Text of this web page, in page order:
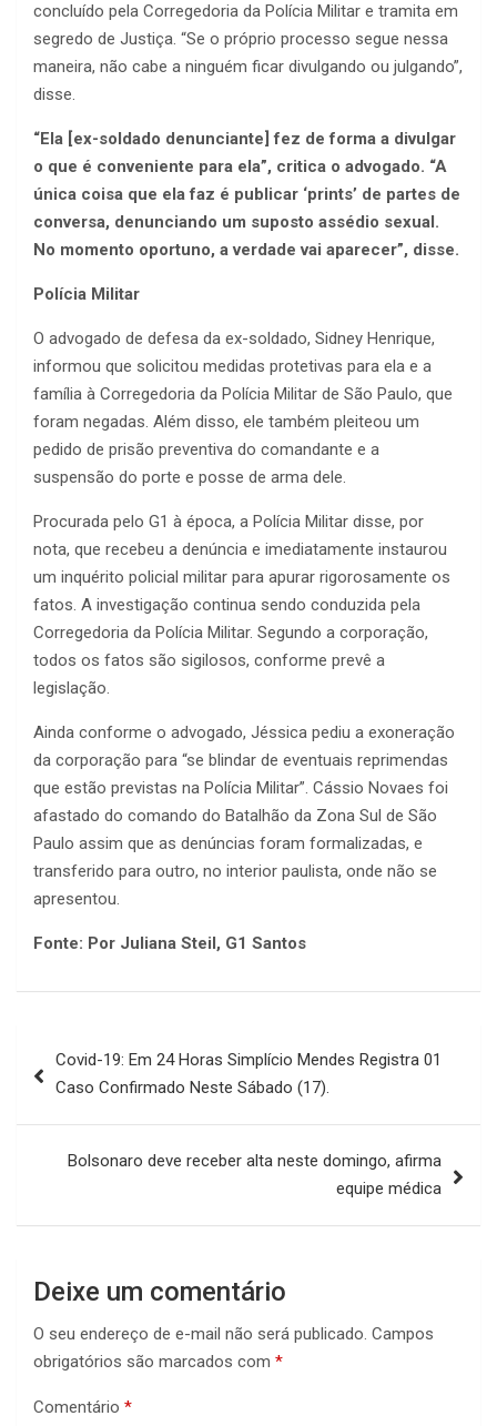
concluído pela Corregedoria da Polícia Militar e tramita em
segredo de Justiça. “Se o próprio processo segue nessa
maneira, não cabe a ninguém ficar divulgando ou julgando”,
disse.
“Ela [ex-soldado denunciante] fez de forma a divulgar
o que é conveniente para ela”, critica o advogado. “A
única coisa que ela faz é publicar ‘prints’ de partes de
conversa, denunciando um suposto assédio sexual.
No momento oportuno, a verdade vai aparecer”, disse.
Polícia Militar
O advogado de defesa da ex-soldado, Sidney Henrique,
informou que solicitou medidas protetivas para ela e a
família à Corregedoria da Polícia Militar de São Paulo, que
foram negadas. Além disso, ele também pleiteou um
pedido de prisão preventiva do comandante e a
suspensão do porte e posse de arma dele.
Procurada pelo G1 à época, a Polícia Militar disse, por
nota, que recebeu a denúncia e imediatamente instaurou
um inquérito policial militar para apurar rigorosamente os
fatos. A investigação continua sendo conduzida pela
Corregedoria da Polícia Militar. Segundo a corporação,
todos os fatos são sigilosos, conforme prevê a
legislação.
Ainda conforme o advogado, Jéssica pediu a exoneração
da corporação para “se blindar de eventuais reprimendas
que estão previstas na Polícia Militar”. Cássio Novaes foi
afastado do comando do Batalhão da Zona Sul de São
Paulo assim que as denúncias foram formalizadas, e
transferido para outro, no interior paulista, onde não se
apresentou.
Fonte: Por Juliana Steil, G1 Santos
de
Covid-19: Em 24 Horas Simplício Mendes Registra 01
Caso Confirmado Neste Sábado (17).
Bolsonaro deve receber alta neste domingo, afirma
equipe médica
Deixe um comentário
O seu endereço de e-mail não será publicado. Campos
obrigatórios são marcados com *
Comentário *